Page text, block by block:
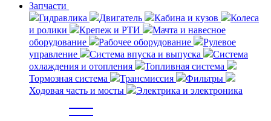
Запчасти
Гидравлика
Двигатель Кабина и кузов
Колеса
и ролики
Крепеж и РТИ
Мачта и навесное
оборудование
Рабочее оборудование
Рулевое
управление
Система впуска и выпуска
Система
охлаждения и отопления
Топливная система
Тормозная система
Трансмиссия
Фильтры
Ходовая часть и мосты
Электрика и электроника